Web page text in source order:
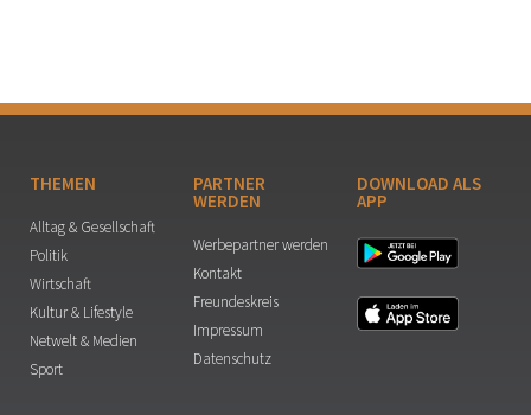
THEMEN
Alltag & Gesellschaft
Politik
Wirtschaft
Kultur & Lifestyle
Netwelt & Medien
Sport
PARTNER
WERDEN
Werbepartner werden
Kontakt
Freundeskreis
Impressum
Datenschutz
DOWNLOAD ALS
APP